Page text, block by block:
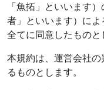
「魚拓」といいます
者」といいます）に
全てに同意したものと
本規約は、運営会社
るものとします。